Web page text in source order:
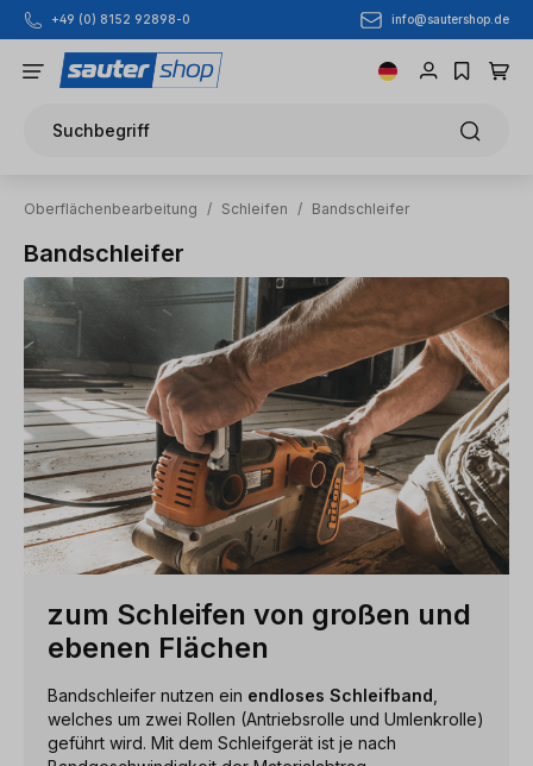
Zum Hauptinhalt springen
+49 (0) 8152 92898-0 info@sautershop.de
Suchbegriff
Oberflächenbearbeitung / Schleifen / Bandschleifer
Bandschleifer
zum Schleifen von großen und
ebenen Flächen
Bandschleifer nutzen ein endloses Schleifband
welches um zwei Rollen (Antriebsrolle und Umlenkrolle)
geführt wird. Mit dem Schleifgerät ist je nach